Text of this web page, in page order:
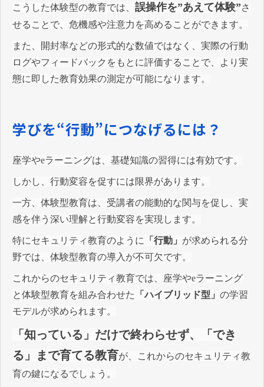
こうした体験型の教育では、 誤操作を”あえて体験”さ
せることで、危機感や注意力を高めることができます。
また、開封率などの形式的な数値ではなく、実際の行動
ログやフィードバックをもとに評価することで、より実
態に即した教育効果の測定が可能になります。
学びを“行動”につなげるには？
座学やeラーニングは、基礎知識の習得には有効です。
しかし、行動変容を促すには限界があります。
一方、体験型教育は、受講者の能動的な関与を促し、実
感を伴う深い理解と行動変容を実現します。
特にセキュリティ教育のように 「行動」 が求められる分
野では、体験型教育の導入が不可欠です。
これからのセキュリティ教育では、座学やeラーニング
と体験型教育を組み合わせた
「ハイブリッド型」 の学習
モデルが求められます。
「知っている」だけで終わらせず、「でき
る」まで育てる教育が、
これからのセキュリティ教
育の鍵になるでしょう。